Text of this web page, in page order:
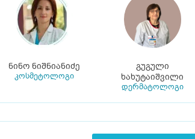
ნინო ნიშნიანიძე
კოსმეტოლოგი
გუგული
ხახუტაიშვილი
დერმატოლოგი